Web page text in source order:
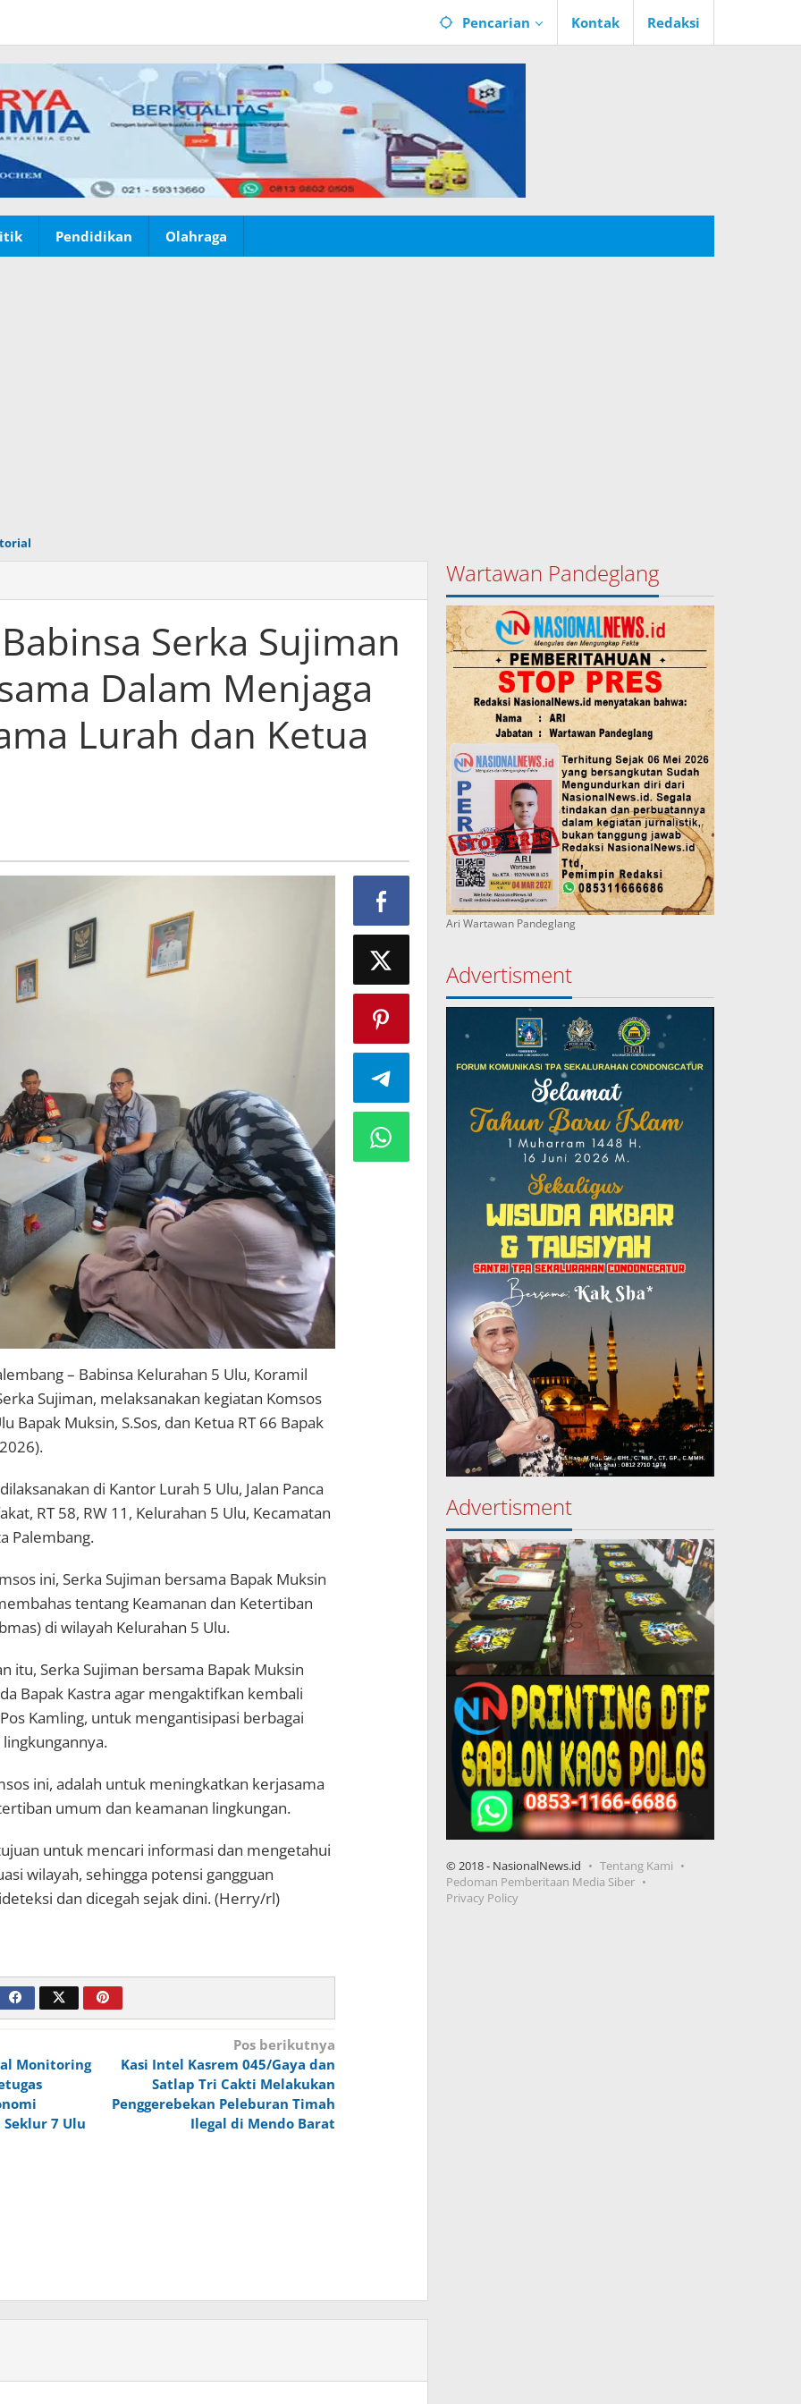
Pencarian Kontak Redaksi
Pendidikan Olahraga
Serka Sujiman
Dalam Menjaga
Lurah dan Ketua
– Babinsa Kelurahan 5 Ulu, Koramil
Sujiman, melaksanakan kegiatan Komsos
Bapak Muksin, S.Sos, dan Ketua RT 66 Bapak
di Kantor Lurah 5 Ulu, Jalan Panca
RT 58, RW 11, Kelurahan 5 Ulu, Kecamatan
Palembang.
ini, Serka Sujiman bersama Bapak Muksin
tentang Keamanan dan Ketertiban
di wilayah Kelurahan 5 Ulu.
itu, Serka Sujiman bersama Bapak Muksin
Bapak Kastra agar mengaktifkan kembali
Kamling, untuk mengantisipasi berbagai
ini, adalah untuk meningkatkan kerjasama
umum dan keamanan lingkungan.
untuk mencari informasi dan mengetahui
wilayah, sehingga potensi gangguan
dan dicegah sejak dini. (Herry/rl)
Monitoring
7 Ulu
Pos berikutnya
Kasi Intel Kasrem 045/Gaya dan
Satlap Tri Cakti Melakukan
Penggerebekan Peleburan Timah
Ilegal di Mendo Barat
Wartawan Pandeglang
Ari Wartawan Pandeglang
Advertisment
Advertisment
© 2018 - NasionalNews.id
Tentang Kami
Pedoman Pemberitaan Media Siber
Privacy Policy